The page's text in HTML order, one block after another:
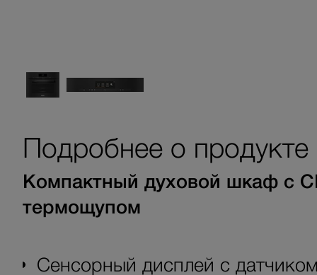
Подробнее о продукте
Компактный духовой шкаф с
термощупом
Сенсорный дисплей с